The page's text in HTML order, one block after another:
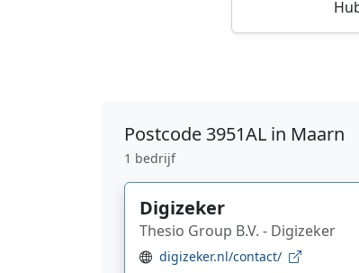
Postcode 3951AL in Maarn
1 bedrijf
Digizeker
Thesio Group B.V. - Digizeker
digizeker.nl/contact/